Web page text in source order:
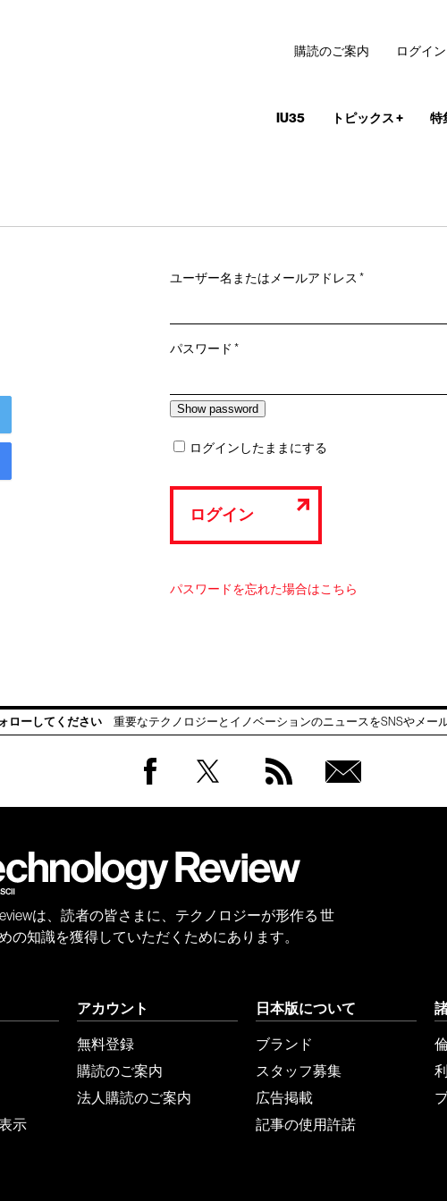
IU35 トピックス+ 特
購読のご案内 ログイン
ユーザー名またはメールアドレス*必
パスワード*必
ログインしたままにする
ログイン
パスワードを忘れた場合はこちら
ローしてください 重要なテクノロジーとイノベーションのニュースをSNSやメー
会員
は、読者の皆さまに、テクノロジーが形作る 世
の知識を獲得していただくためにあります。
示
アカウント
無料登録
購読のご案内
法人購読のご案内
日本版について
ブランド
スタッフ募集
広告掲載
記事の使用許諾